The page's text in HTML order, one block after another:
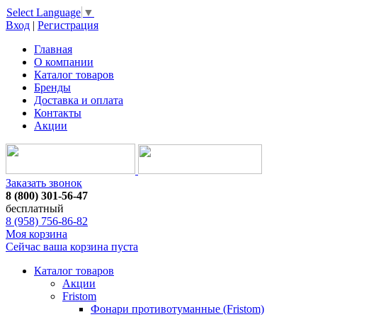
Select Language ▼
Вход | Регистрация
Главная
О компании
Каталог товаров
Бренды
Доставка и оплата
Контакты
Акции
Заказать звонок
8 (800) 301-56-47
бесплатный
8 (958) 756-86-82
Моя корзина
Сейчас ваша корзина пуста
Каталог товаров
Акции
Fristom
Фонари противотуманные (Fristom)